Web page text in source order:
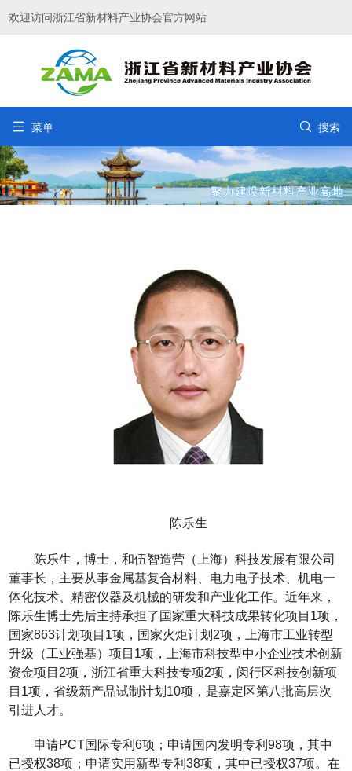
欢迎访问浙江省新材料产业协会官方网站
 菜单  搜索
陈乐生
陈乐生，博士，和伍智造营（上海）科技发展有限公司
董事长，主要从事金属基复合材料、电力电子技术、机电一
体化技术、精密仪器及机械的研发和产业化工作。近年来，
陈乐生博士先后主持承担了国家重大科技成果转化项目 1项，
国家863计划项目 1项，国家火炬计划 2项，上海市工业转型
升级（工业强基）项目 1项，上海市科技型中小企业技术创新
资金项目 2项，浙江省重大科技专项2项，闵行区科技创新项
目 1项，省级新产品试制计划 10项，是嘉定区第八批高层次
引进人才。
申请PCT国际专利6项；申请国内发明专利98项，其中
已授权38项；申请实用新型专利38项，其中已授权37项。在